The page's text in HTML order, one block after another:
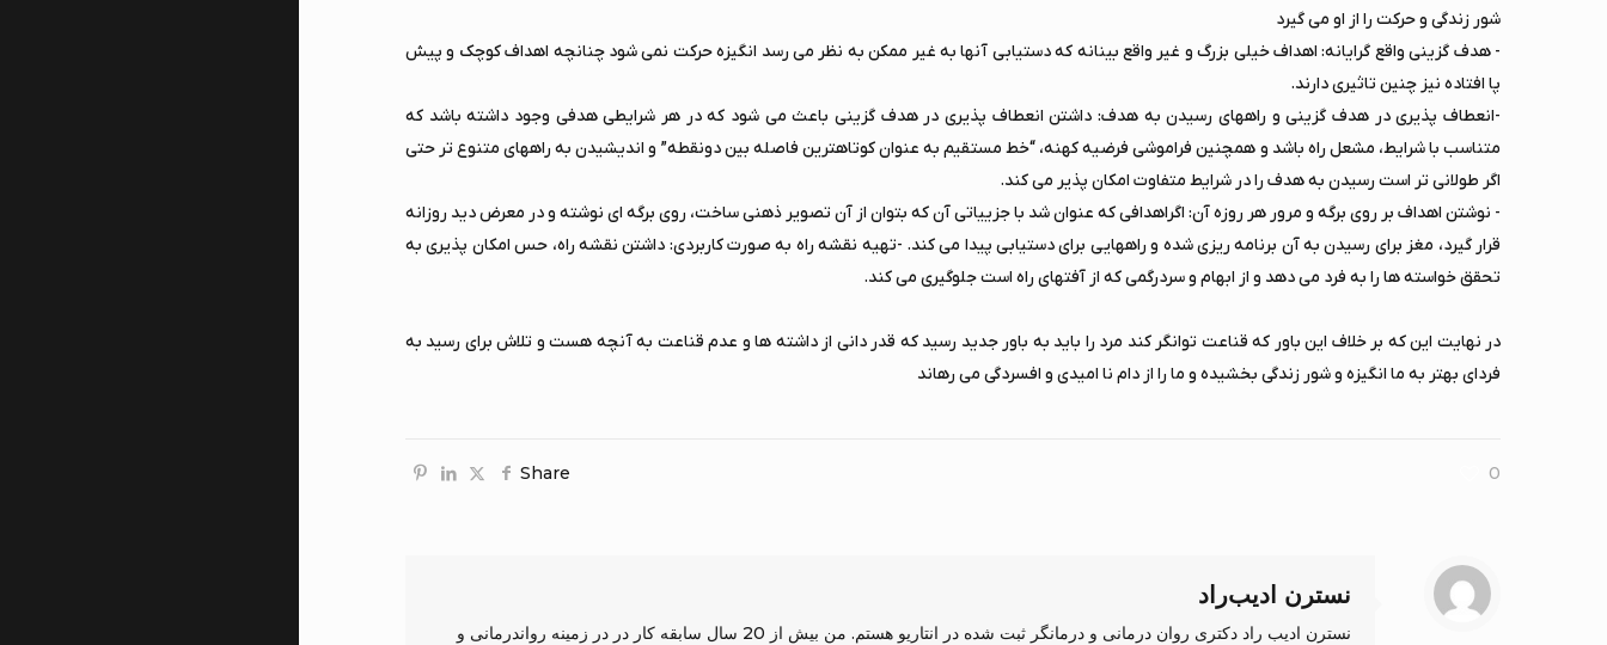
شور زندگی و حرکت را از او می گیرد
- هدف گزینی واقع گرایانه: اهداف خیلی بزرگ و غیر واقع بینانه که دستیابی آنها به غیر ممکن به نظر می رسد انگیزه حرکت نمی شود چنانچه اهداف کوچک و پیش
پا افتاده نیز چنین تاثیری دارند.
-انعطاف پذیری در هدف گزینی و راههای رسیدن به هدف: داشتن انعطاف پذیری در هدف گزینی باعث می شود که در هر شرایطی هدفی وجود داشته باشد که
متناسب با شرایط، مشعل راه باشد و همچنین فراموشی فرضیه کهنه، “خط مستقیم به عنوان کوتاهترین فاصله بین دونقطه” و اندیشیدن به راههای متنوع تر حتی
اگر طولانی تر است رسیدن به هدف را در شرایط متفاوت امکان پذیر می کند.
- نوشتن اهداف بر روی برگه و مرور هر روزه آن: اگراهدافی که عنوان شد با جزییاتی آن که بتوان از آن تصویر ذهنی ساخت، روی برگه ای نوشته و در معرض دید روزانه
قرار گیرد، مغز برای رسیدن به آن برنامه ریزی شده و راههایی برای دستیابی پیدا می کند. -تهیه نقشه راه به صورت کاربردی: داشتن نقشه راه، حس امکان پذیری به
تحقق خواسته ها را به فرد می دهد و از ابهام و سردرگمی که از آفتهای راه است جلوگیری می کند.
در نهایت این که بر خلاف این باور که قناعت توانگر کند مرد را باید به باور جدید رسید که قدر دانی از داشته ها و عدم قناعت به آنچه هست و تلاش برای رسید به
فردای بهتر به ما انگیزه و شور زندگی بخشیده و ما را از دام نا امیدی و افسردگی می رهاند
Share 0
نسترن ادیب‌راد
نسترن ادیب راد دکتری روان درمانی و درمانگر ثبت شده در انتاریو هستم. من بیش از 20 سال سابقه کار در در زمینه رواندرمانی و